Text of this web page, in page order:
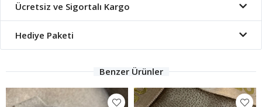
Ücretsiz ve Sigortalı Kargo
Hediye Paketi
Benzer Ürünler